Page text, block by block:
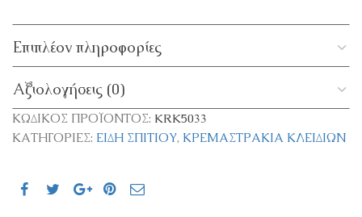
Επιπλέον πληροφορίες
Αξιολογήσεις (0)
ΚΩΔΙΚΌΣ ΠΡΟΪΌΝΤΟΣ: KRK5033
ΚΑΤΗΓΟΡΊΕΣ: ΕΊΔΗ ΣΠΙΤΙΟΎ, ΚΡΕΜΑΣΤΡΆΚΙΑ ΚΛΕΙΔΙΏΝ